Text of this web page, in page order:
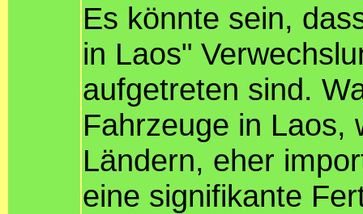
Es könnte sein,
in Laos"
aufgetreten sind.
Fahrzeuge in Laos,
Ländern, eher
eine signifikante